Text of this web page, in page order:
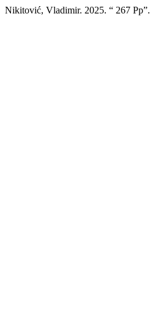
Nikitović, Vladimir. 2025. “ 267 Pp”.